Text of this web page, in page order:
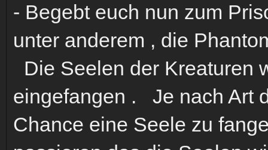
- Begebt euch nun zum
unter anderem , die
Die Seelen der Kreaturen
eingefangen . Je nach Art
Chance eine Seele zu